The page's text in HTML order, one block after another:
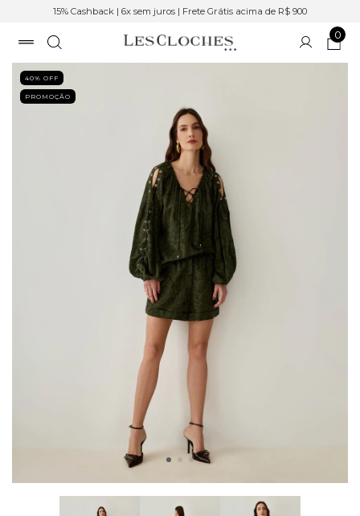
15% Cashback | 6x sem juros | Frete Grátis acima de R$ 900
0
40% OFF
PROMOÇÃO